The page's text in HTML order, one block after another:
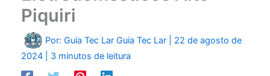
Piquiri
Por: Guia Tec Lar Guia Tec Lar
22 de agosto de
2024
3 minutos de leitura